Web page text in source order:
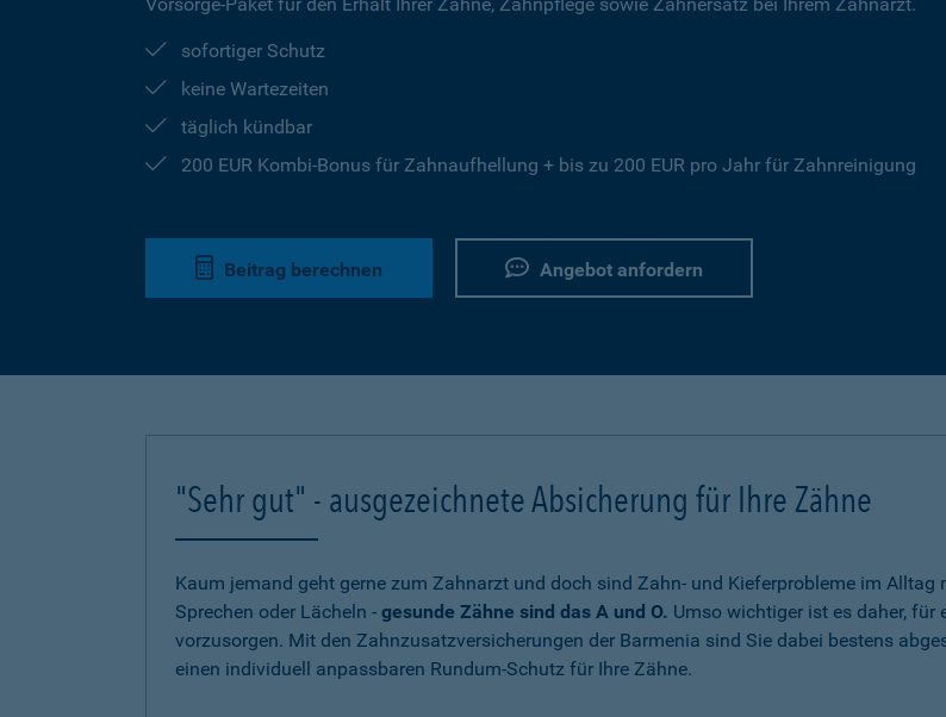
sofortiger Schutz
keine Wartezeiten
täglich kündbar
200 EUR Kombi-Bonus für Zahnaufhellung + bis zu 200 EUR pro Jahr für Zahnreinigung
Beitrag berechnen Angebot anfordern
"Sehr gut" - ausgezeichnete Absicherung für Ihre Zähne
Kaum jemand geht gerne zum Zahnarzt und doch sind Zahn- und Kieferprobleme im Alltag
Sprechen oder Lächeln - gesunde Zähne sind das A und O. Umso wichtiger ist es daher,
vorzusorgen. Mit den Zahnzusatzversicherungen der Barmenia sind Sie dabei bestens
einen individuell anpassbaren Rundum-Schutz für Ihre Zähne.